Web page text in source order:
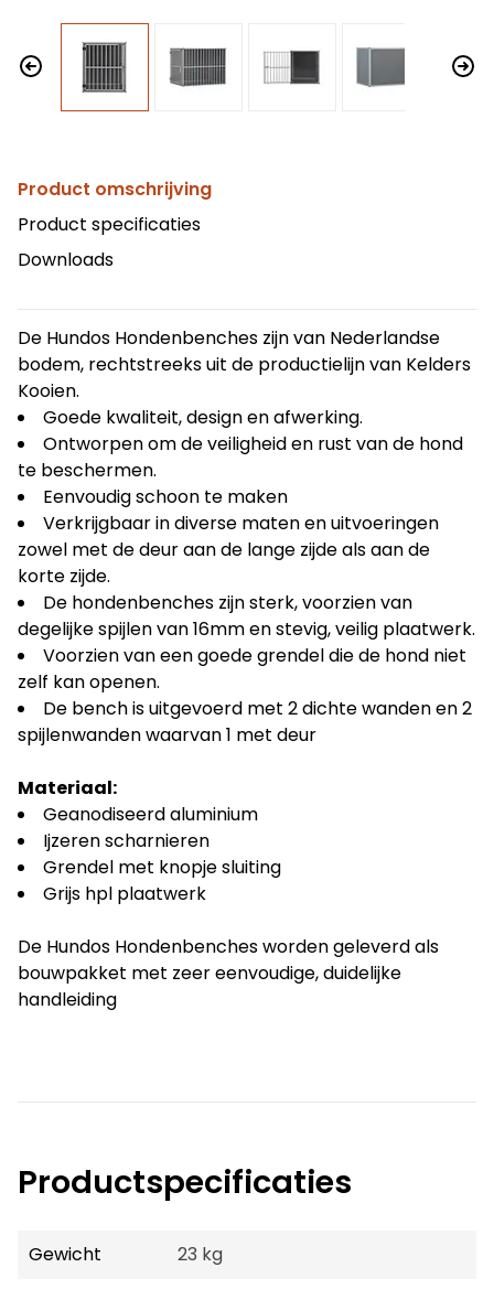
Product omschrijving
Product specificaties
Downloads
De Hundos Hondenbenches zijn van Nederlandse
bodem, rechtstreeks uit de productielijn van Kelders
Kooien.
Goede kwaliteit, design en afwerking.
Ontworpen om de veiligheid en rust van de hond
te beschermen.
Eenvoudig schoon te maken
Verkrijgbaar in diverse maten en uitvoeringen
zowel met de deur aan de lange zijde als aan de
korte zijde.
De hondenbenches zijn sterk, voorzien van
degelijke spijlen van 16mm en stevig, veilig plaatwerk.
Voorzien van een goede grendel die de hond niet
zelf kan openen.
De bench is uitgevoerd met 2 dichte wanden en 2
spijlenwanden waarvan 1 met deur
Materiaal:
Geanodiseerd aluminium
Ijzeren scharnieren
Grendel met knopje sluiting
Grijs hpl plaatwerk
De Hundos Hondenbenches worden geleverd als
bouwpakket met zeer eenvoudige, duidelijke
handleiding
Productspecificaties
Gewicht
23 kg